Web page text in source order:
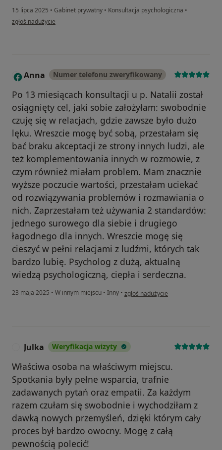
15 lipca 2025 • Gabinet prywatny • Konsultacja psychologiczna •
w opinii użytkownika Aga
zgłoś nadużycie
A Anna Numer telefonu zweryfikowany
Po 13 miesiącach konsultacji u p. Natalii został
osiągnięty cel, jaki sobie założyłam: swobodnie
czuję się w relacjach, gdzie zawsze było dużo
lęku. Wreszcie mogę być sobą, przestałam się
bać braku akceptacji ze strony innych ludzi, ale
też komplementowania innych w rozmowie, z
czym również miałam problem. Mam znacznie
wyższe poczucie wartości, przestałam uciekać
od rozwiązywania problemów i rozmawiania o
nich. Zaprzestałam też używania 2 standardów:
jednego surowego dla siebie i drugiego
łagodnego dla innych. Wreszcie mogę się
cieszyć w pełni relacjami z ludźmi, których tak
bardzo lubię. Psycholog z dużą, aktualną
wiedzą psychologiczną, ciepła i serdeczna.
23 maja 2025 • W innym miejscu • Inny • w opinii użytkownika Anna
zgłoś nadużycie
Julka Weryfikacja wizyty
Właściwa osoba na właściwym miejscu.
Spotkania były pełne wsparcia, trafnie
zadawanych pytań oraz empatii. Za każdym
razem czułam się swobodnie i wychodziłam z
dawką nowych przemyśleń, dzięki którym cały
proces był bardzo owocny. Mogę z całą
pewnością polecić!